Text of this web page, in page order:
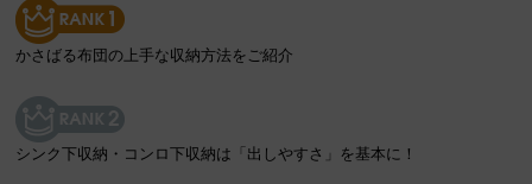
かさばる布団の上手な収納方法をご紹介
シンク下収納・コンロ下収納は「出しやすさ」を基本に！